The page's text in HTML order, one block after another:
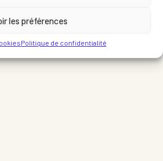
les préférences
Politique de confidentialité